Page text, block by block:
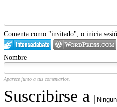
Comenta como "invitado", o inicia
Nombre
Aparece junto a tus comentarios.
Suscribirse a